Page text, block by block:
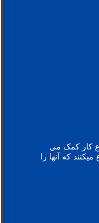
کار کمک می
که آنها را